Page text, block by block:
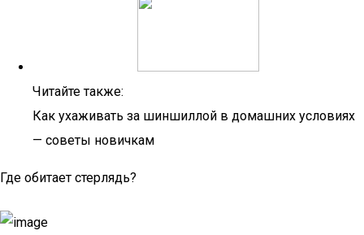
Читайте также:
Как ухаживать за шиншиллой в домашних условиях
— советы новичкам
Где обитает стерлядь?